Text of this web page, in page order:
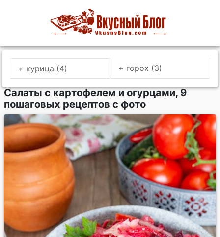
+ курица (4) + горох (3)
Салаты с картофелем и огурцами, 9
пошаговых рецептов с фото